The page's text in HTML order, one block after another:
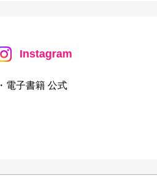
Instagram
・電子書籍 公式